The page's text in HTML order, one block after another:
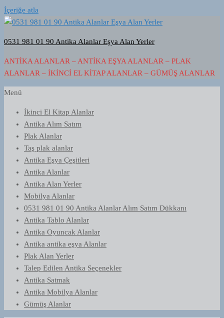
İçeriğe atla
0531 981 01 90 Antika Alanlar Eşya Alan Yerler
ANTIKA ALANLAR – ANTIKA EŞYA ALANLAR – PLAK
ALANLAR – İKINCI EL KITAP ALANLAR – GÜMÜŞ ALANLAR
Menü
İkinci El Kitap Alanlar
Antika Alım Satım
Plak Alanlar
Taş plak alanlar
Antika Eşya Çeşitleri
Antika Alanlar
Antika Alan Yerler
Mobilya Alanlar
0531 981 01 90 Antika Alanlar Alım Satım Dükkanı
Antika Tablo Alanlar
Antika Oyuncak Alanlar
Antika antika eşya Alanlar
Plak Alan Yerler
Talep Edilen Antika Seçenekler
Antika Satmak
Antika Mobilya Alanlar
Gümüş Alanlar